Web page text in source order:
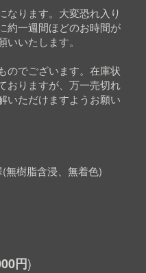
なります。大変恐れ入り
約一週間ほどのお時間が
いたします。
のでございます。在庫状
おりますが、万一売切れ
いただけますようお願い
無樹脂含浸、無着色)
円